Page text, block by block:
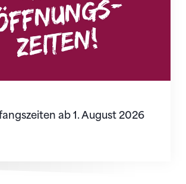
ab 1. August 2026